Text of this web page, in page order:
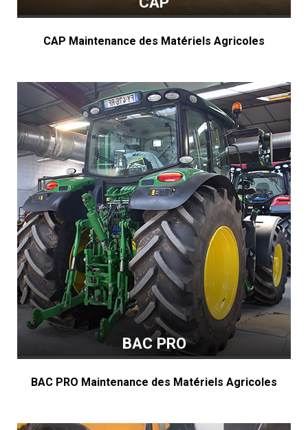
CAP Maintenance des Matériels Agricoles
BAC PRO
BAC PRO Maintenance des Matériels Agricoles